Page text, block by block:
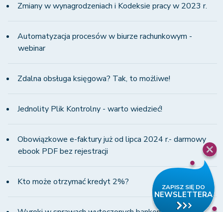
Zmiany w wynagrodzeniach i Kodeksie pracy w 2023 r.
Automatyzacja procesów w biurze rachunkowym -
webinar
Zdalna obsługa księgowa? Tak, to możliwe!
Jednolity Plik Kontrolny - warto wiedzieć!
Obowiązkowe e-faktury już od lipca 2024 r.- darmowy
ebook PDF bez rejestracji
Kto może otrzymać kredyt 2%?